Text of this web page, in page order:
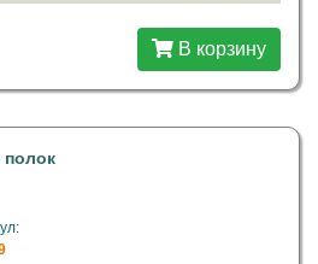
В корзину
полок